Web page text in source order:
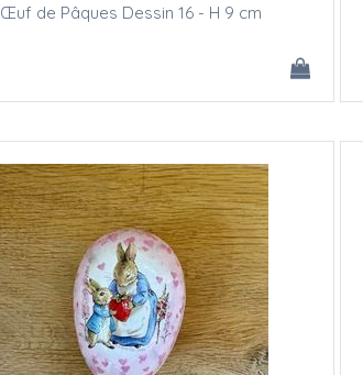
Œuf de Pâques Dessin 16 - H 9 cm